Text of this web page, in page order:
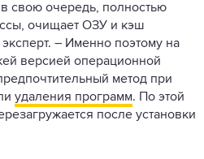
свою очередь, полностью
очищает ОЗУ и кэш
– Именно поэтому на
версией операционной
метод при
удаления программ. По этой
после установки